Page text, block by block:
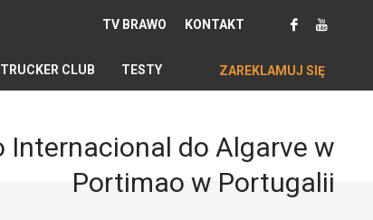
TV BRAWO KONTAKT
TRUCKER CLUB TESTY ZAREKLAMUJ SIĘ
Internacional do Algarve w
Portimao w Portugalii